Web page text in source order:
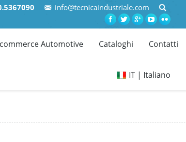
info@tecnicaindustriale.com
Automotive Cataloghi Contatti
IT | Italiano